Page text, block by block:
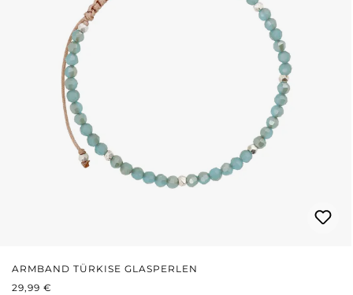
ARMBAND TÜRKISE GLASPERLEN
REGULÄRER PREIS:
29,99 €